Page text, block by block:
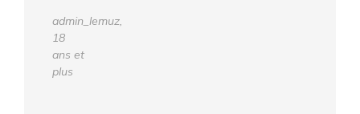
admin_lemuz,
18
ans et
plus